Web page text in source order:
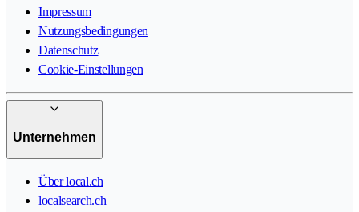
Impressum
Nutzungsbedingungen
Datenschutz
Cookie-Einstellungen
Unternehmen
Über local.ch
localsearch.ch